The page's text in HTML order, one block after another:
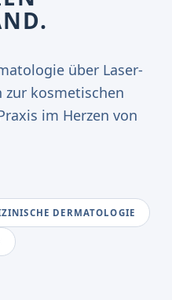
über Laser-
kosmetischen
im Herzen von
DERMATOLOGIE